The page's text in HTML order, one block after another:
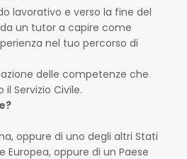
lavorativo e verso la fine del
un tutor a capire come
nel tuo percorso di
delle competenze che
Servizio Civile.
oppure di uno degli altri Stati
Europea, oppure di un Paese